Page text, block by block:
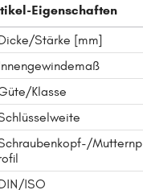
Eigenschaften
Stärke [mm]
Klasse
Mutternp
ISO